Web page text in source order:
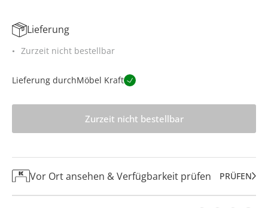
Lieferung
Zurzeit nicht bestellbar
Lieferung durchMöbel Kraft
Zurzeit nicht bestellbar
Vor Ort ansehen & Verfügbarkeit prüfen PRÜFEN